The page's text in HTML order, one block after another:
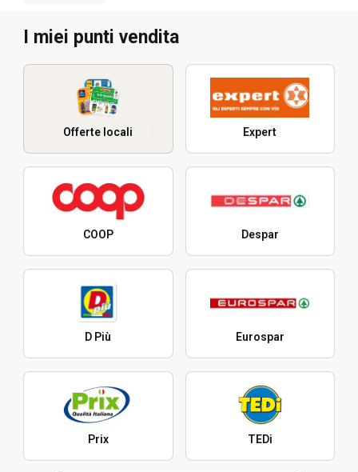
I miei punti vendita
Offerte locali Expert
COOP Despar
D Più Eurospar
Prix TEDi